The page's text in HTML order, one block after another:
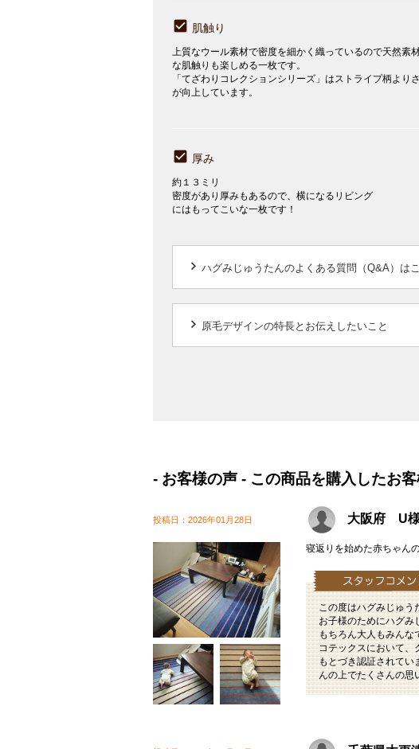
肌触り
上質なウール素材で密度を細かく織っているので天然素
な肌触りも楽しめる一枚です。
「てざわりコレクションシリーズ」はストライプ柄より
が向上しています。
厚み
約１３ミリ
密度があり厚みもあるので、横になるリビング
にはもってこいな一枚です！
keyboard_arrow_right ハグみじゅうたんのよくある質問（Q&A）は
keyboard_arrow_right 原毛デザインの特長とお伝えしたいこと
- お客様の声 - この商品を購入したお
投稿日：2026年01月28日 大阪府 U
寝返りを始めた赤ちゃん
この度はハグみじゅう
お子様のためにハグみ
もちろん大人もみん
コテックスにおいて、
もとづき認証されて
んの上でたくさんの思